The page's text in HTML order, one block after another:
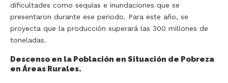
dificultades como sequías e inundaciones que se
presentaron durante ese periodo. Para este año, se
proyecta que la producción superará las 300 millones de
toneladas.
Descenso en la Población en Situación de Pobreza
en Áreas Rurales.